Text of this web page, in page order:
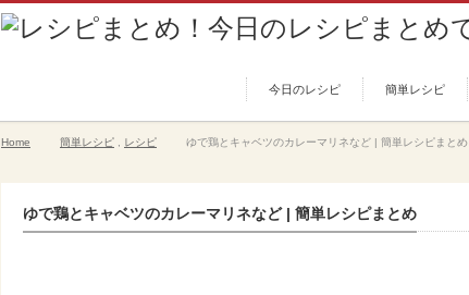
今日のレシピ 簡単レシピ
Home 簡単レシピ レシピ ゆで鶏とキャベツのカレーマリネなど | 簡単レシピまとめ
ゆで鶏とキャベツのカレーマリネなど | 簡単レシピまとめ